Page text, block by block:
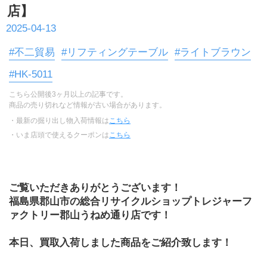
店】
2025-04-13
#不二貿易 #リフティングテーブル #ライトブラウン
#HK-5011
こちら公開後3ヶ月以上の記事です。
商品の売り切れなど情報が古い場合があります。
・最新の掘り出し物入荷情報は こちら
・いま店頭で使えるクーポンは こちら
ご覧いただきありがとうございます！
福島県郡山市の総合リサイクルショップトレジャーフ
ァクトリー郡山うねめ通り店です！
本日、買取入荷しました商品をご紹介致します！